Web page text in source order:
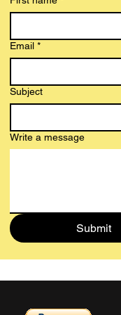
Email *
Subject
Write a message
Submit